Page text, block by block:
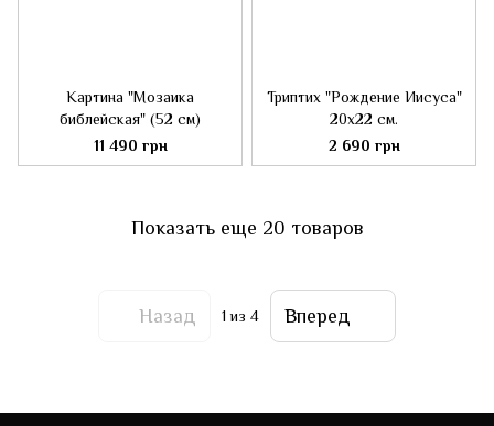
Картина "Мозаика
библейская" (52 см)
11 490 грн
Триптих "Рождение Иисуса"
20х22 см.
2 690 грн
Показать еще 20 товаров
Назад 1 из 4 Вперед